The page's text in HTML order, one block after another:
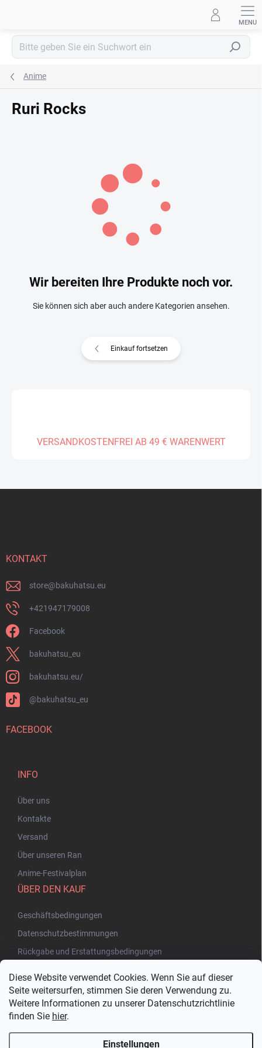
Diese Website verwendet Cookies. Wenn Sie auf dieser
Seite weitersurfen, stimmen Sie deren Verwendung zu.
Weitere Informationen zu unserer Datenschutzrichtlinie
finden Sie hier.
Einstellungen
Suchen
Anime
Ruri Rocks
Wir bereiten Ihre Produkte noch vor.
Sie können sich aber auch andere Kategorien ansehen.
Einkauf fortsetzen
VERSANDKOSTENFREI AB 49 € WARENWERT
KONTAKT
store@bakuhatsu.eu
+421947179008
Facebook
bakuhatsu_eu
bakuhatsu.eu/
@bakuhatsu_eu
FACEBOOK
INFO
Über uns
Kontakte
Versand
Über unseren Ran
Anime-Festivalplan
ÜBER DEN KAUF
Geschäftsbedingungen
Datenschutzbestimmungen
Rückgabe und Erstattungsbedingungen